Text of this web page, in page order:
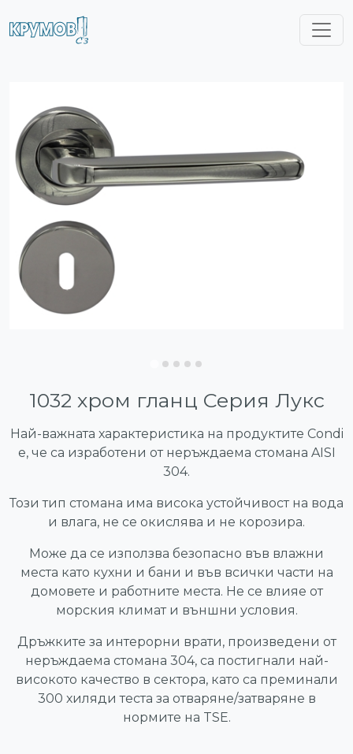
1032 хром гланц Серия Лукс
Най-важната характеристика на продуктите Condi
е, че са изработени от неръждаема стомана AISI
304.
Този тип стомана има висока устойчивост на вода
и влага, не се окислява и не корозира.
Може да се използва безопасно във влажни
места като кухни и бани и във всички части на
домовете и работните места. Не се влияе от
морския климат и външни условия.
Дръжките за интерорни врати, произведени от
неръждаема стомана 304, са постигнали най-
високото качество в сектора, като са преминали
300 хиляди теста за отваряне/затваряне в
нормите на TSE.